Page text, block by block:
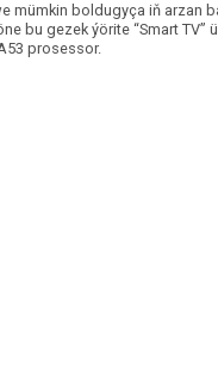
mümkin boldugyça iň arzan
bu gezek ýörite “Smart TV”
prosessor.